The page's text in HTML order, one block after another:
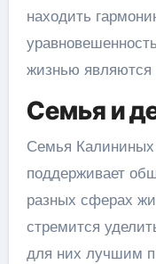
находить
жизнью
Семья и
Семья Калининых
поддерживает
разных сферах
стремится
для них лучшим